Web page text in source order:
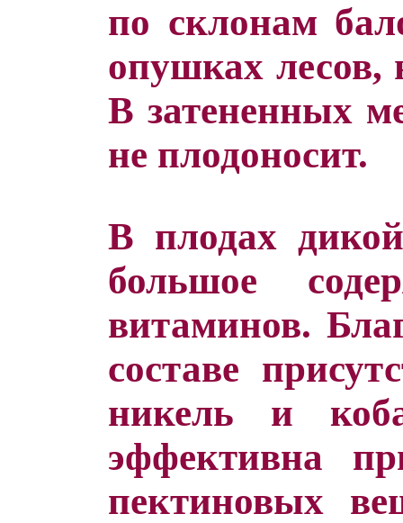
по склонам
опушках лесов,
В затененных
не плодоносит.
В плодах
большое
витаминов.
составе
никель и
эффективна
пектиновых